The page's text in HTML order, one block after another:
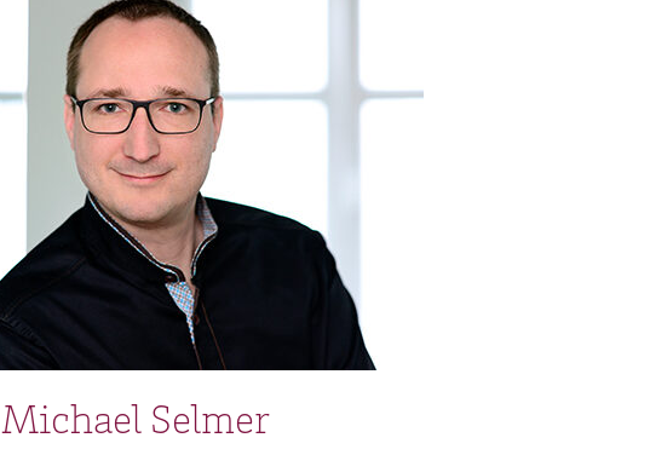
Michael Selmer